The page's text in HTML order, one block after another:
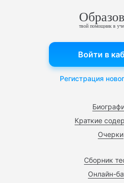
твой помощник в
Краткие
Очерки
Сборник
Онлайн-
Войти в
Регистрация